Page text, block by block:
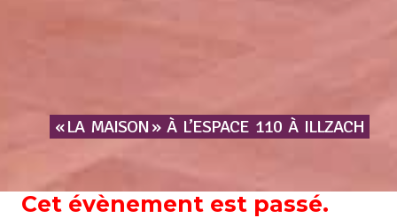
« LA MAISON » À L’ESPACE 110 À ILLZACH
Cet évènement est passé.